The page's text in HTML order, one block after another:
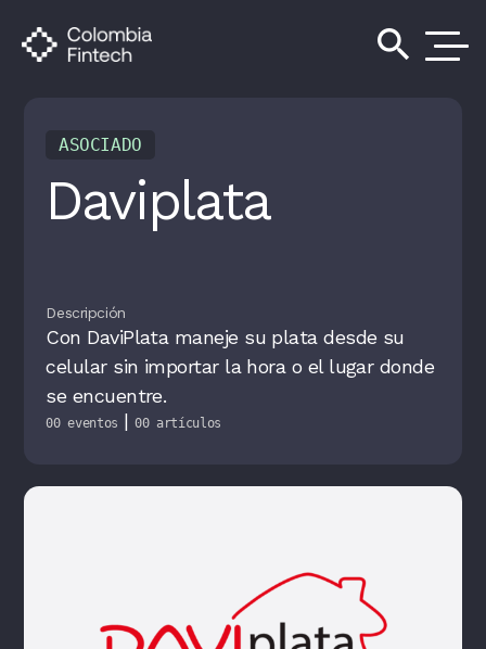
search
ASOCIADO
Daviplata
Descripción
Con DaviPlata maneje su plata desde su
celular sin importar la hora o el lugar donde
se encuentre.
00 eventos |00 artículos